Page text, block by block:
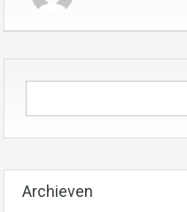
Archieven